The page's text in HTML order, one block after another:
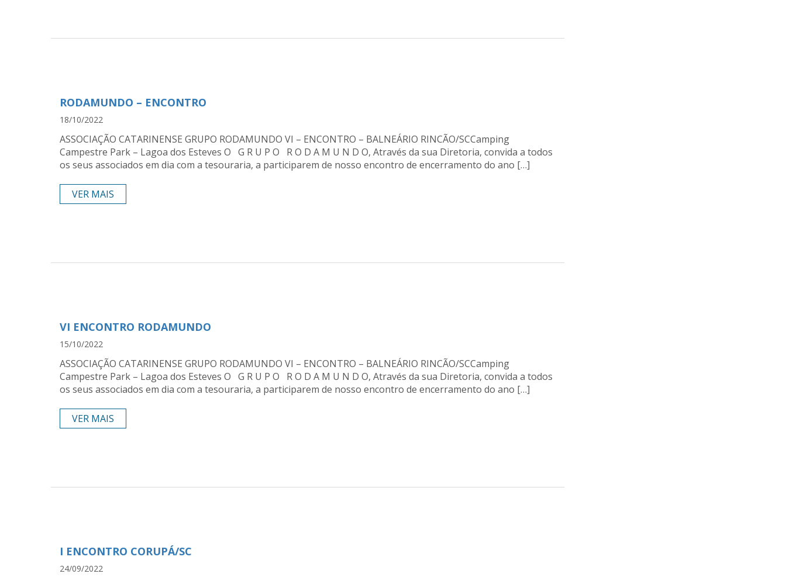
RODAMUNDO – ENCONTRO
18/10/2022
ASSOCIAÇÃO CATARINENSE GRUPO RODAMUNDO VI – ENCONTRO – BALNEÁRIO RINCÃO/SCCamping
Campestre Park – Lagoa dos Esteves O G R U P O R O D A M U N D O, Através da sua Diretoria, convida a todos
os seus associados em dia com a tesouraria, a participarem de nosso encontro de encerramento do ano […]
VER MAIS
VI ENCONTRO RODAMUNDO
15/10/2022
ASSOCIAÇÃO CATARINENSE GRUPO RODAMUNDO VI – ENCONTRO – BALNEÁRIO RINCÃO/SCCamping
Campestre Park – Lagoa dos Esteves O G R U P O R O D A M U N D O, Através da sua Diretoria, convida a todos
os seus associados em dia com a tesouraria, a participarem de nosso encontro de encerramento do ano […]
VER MAIS
I ENCONTRO CORUPÁ/SC
24/09/2022